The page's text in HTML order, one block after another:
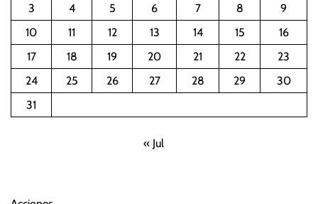
o
,
n
3
4 5 6 7 8
9
10
11 12 13 14 15
16
17
18 19 20 21 22
23
24
25 26 27 28 29
30
31
« Jul